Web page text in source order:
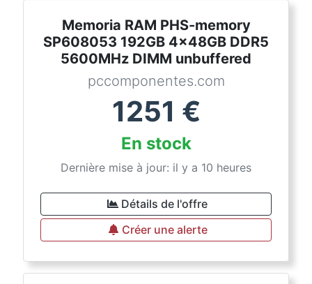
Memoria RAM PHS-memory
SP608053 192GB 4x48GB DDR5
5600MHz DIMM unbuffered
pccomponentes.com
1251 €
En stock
Dernière mise à jour: il y a 10 heures
Détails de l'offre
Créer une alerte